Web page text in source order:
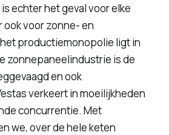
echter het geval voor elke
voor zonne- en
productiemonopolie ligt in
zonnepaneelindustrie is de
en ook
verkeert in moeilijkheden
concurrentie. Met
we, over de hele keten